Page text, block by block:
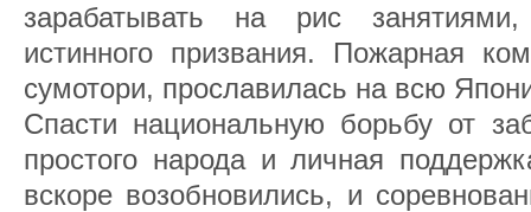
зарабатывать на рис
истинного призвания. Пожарная
сумотори, прославилась на всю
Спасти национальную борьбу от
простого народа и личная
вскоре возобновились, и